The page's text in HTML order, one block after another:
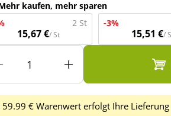
kaufen, mehr sparen
2 St
15,67 €/ St
-3%
15,51 €/
59.99 € Warenwert erfolgt Ihre